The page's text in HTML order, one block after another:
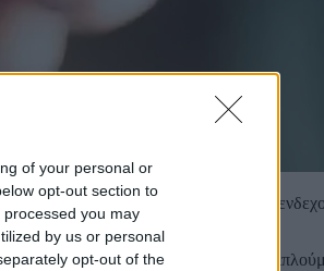
of your personal or
opt-out section to
you may
by us or personal
opt-out of the
triple-fold, και θα κυκλοφορήσει
προϊόν.
ιντσών, παρόμοιο με άλλες